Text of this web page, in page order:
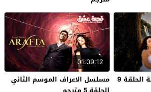
مسلسل قانون الطبيعة الحلقة 9
01:09:12
مسلسل الاعراف الموسم الثاني